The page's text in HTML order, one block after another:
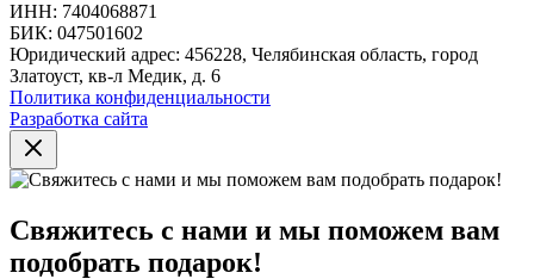
ИНН: 7404068871
БИК: 047501602
Юридический адрес: 456228, Челябинская область, город
Златоуст, кв-л Медик, д. 6
Политика конфиденциальности
Разработка сайта
Свяжитесь с нами и мы поможем вам
подобрать подарок!